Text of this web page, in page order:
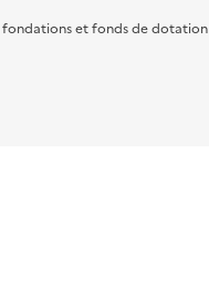
fondations et fonds de dotation